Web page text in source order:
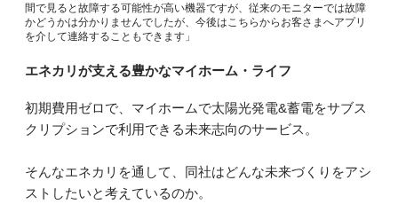
間で見ると故障する可能性が高い機器ですが、従来のモニターでは故障
かどうかは分かりませんでしたが、今後はこちらからお客さまへアプリ
を介して連絡することもできます」
エネカリが支える豊かなマイホーム・ライフ
初期費用ゼロで、マイホームで太陽光発電&蓄電をサブス
クリプションで利用できる未来志向のサービス。
そんなエネカリを通して、同社はどんな未来づくりをアシ
ストしたいと考えているのか。